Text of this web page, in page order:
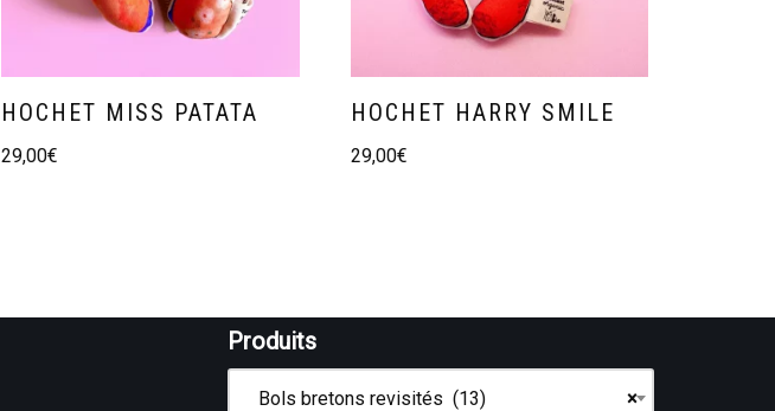
HOCHET MISS PATATA
29,00€
HOCHET HARRY SMILE
29,00€
Produits
×
Bols bretons revisités (13)